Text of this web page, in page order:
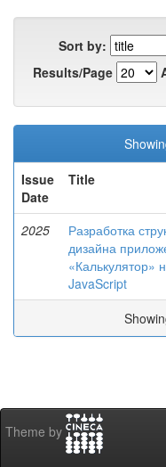
Sort by:
Results/Page
Issue
Date
Title
2025
Разработка
дизайна
«Калькулятор»
JavaScript
Theme by